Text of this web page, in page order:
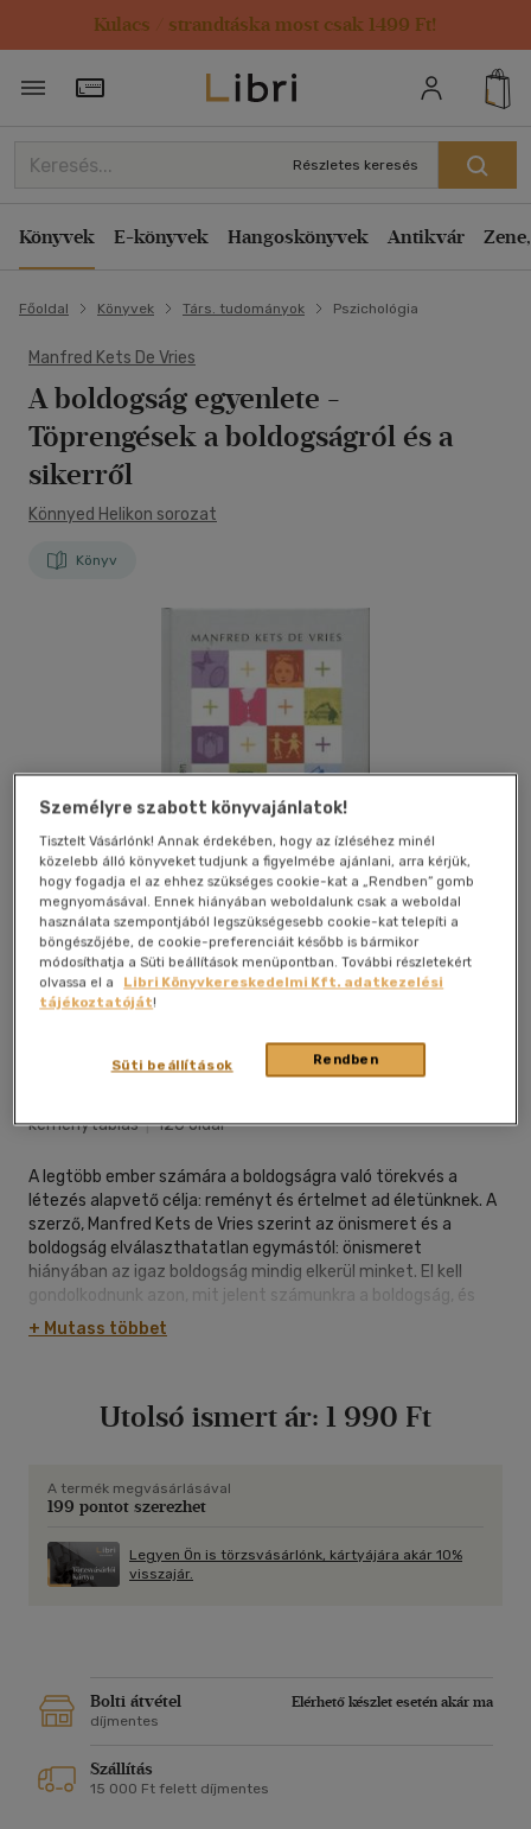
Kulacs / strandtáska most csak 1499 Ft!
Törzsvásárlói Kártya adatai
Részletes keresés
Könyvek E-könyvek Hangoskönyvek Antikvár
Főoldal Könyvek Társ. tudományok Pszichológia
Manfred Kets De Vries
A boldogság egyenlete -
Töprengések a boldogságról és a
sikerről
Könnyed Helikon sorozat
Könyv
Kívánságlistához adom
keménytáblás|120 oldal
A legtöbb ember számára a boldogságra való törekvés a
létezés alapvető célja: reményt és értelmet ad életünknek. A
szerző, Manfred Kets de Vries szerint az önismeret és a
boldogság elválaszthatatlan egymástól: önismeret
hiányában az igaz boldogság mindig elkerül minket. El kell
gondolkodnunk azon, mit jelent számunkra a boldogság, és
ennek megfelelően kell alakítani életünket. Ez a
gondolatébresztő könyv arra ösztönzi az olvasót, hogy
+ Mutass többet
Utolsó ismert ár: 1 990 Ft
A termék megvásárlásával
199 pontot szerezhet
Legyen Ön is törzsvásárlónk, kártyájára akár 10%
visszajár.
Bolti átvétel
Elérhető készlet esetén akár ma
díjmentes
Szállítás
15 000 Ft felett díjmentes
Személyre szabott könyvajánlatok!
Tisztelt Vásárlónk! Annak érdekében, hogy az ízléséhez minél
közelebb álló könyveket tudjunk a figyelmébe ajánlani, arra kérjük,
hogy fogadja el az ehhez szükséges cookie-kat a „Rendben” gomb
megnyomásával. Ennek hiányában weboldalunk csak a weboldal
használata szempontjából legszükségesebb cookie-kat telepíti a
böngészőjébe, de cookie-preferenciáit később is bármikor
módosíthatja a Süti beállítások menüpontban. További részletekért
olvassa el a
Libri Könyvkereskedelmi Kft. adatkezelési
tájékoztatóját!
Rendben
Süti beállítások